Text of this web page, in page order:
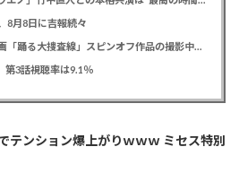
8月8日に吉報続々
佐藤二朗 主演予定だった映画「踊る大捜査線」スピンオフ作品の撮影中止が正式に決定か
3話視聴率は9.1％
テンション爆上がりｗｗｗ ミセス特別